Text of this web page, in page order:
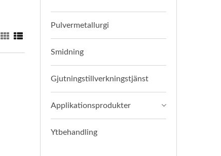
Pulvermetallurgi
Smidning
Gjutningstillverkningstjänst
Applikationsprodukter
Ytbehandling